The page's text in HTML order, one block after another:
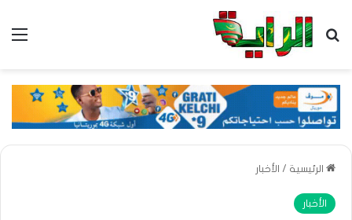
بحث عن
الرئيسية / الأخبار
الأخبار